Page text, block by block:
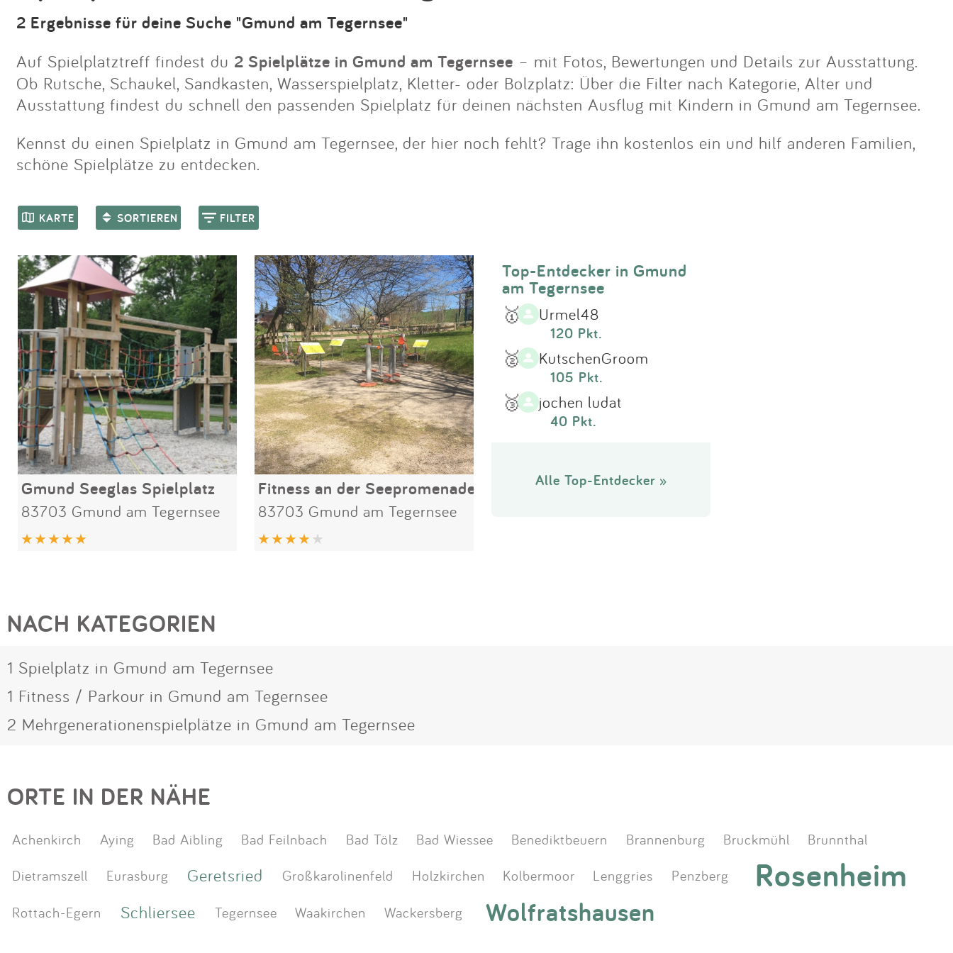
Anmelden
2 Ergebnisse für deine Suche "Gmund am Tegernsee"
Auf Spielplatztreff findest du 2 Spielplätze in Gmund am Tegernsee – mit Fotos, Bewertungen und Details zur Ausstattung.
Ob Rutsche, Schaukel, Sandkasten, Wasserspielplatz, Kletter- oder Bolzplatz: Über die Filter nach Kategorie, Alter und
Ausstattung findest du schnell den passenden Spielplatz für deinen nächsten Ausflug mit Kindern in Gmund am Tegernsee.
Kennst du einen Spielplatz in Gmund am Tegernsee, der hier noch fehlt? Trage ihn kostenlos ein und hilf anderen Familien,
schöne Spielplätze zu entdecken.
KARTE SORTIEREN FILTER
Gmund Seeglas Spielplatz
83703 Gmund am Tegernsee
Fitness an der Seepromenade
83703 Gmund am Tegernsee
Top-Entdecker in Gmund
am Tegernsee
🥇 Urmel48
120 Pkt.
🥈 KutschenGroom
105 Pkt.
🥉 jochen ludat
40 Pkt.
Alle Top-Entdecker »
NACH KATEGORIEN
1 Spielplatz in Gmund am Tegernsee
1 Fitness / Parkour in Gmund am Tegernsee
2 Mehrgenerationenspielplätze in Gmund am Tegernsee
ORTE IN DER NÄHE
Achenkirch Aying Bad Aibling Bad Feilnbach Bad Tölz Bad Wiessee Benediktbeuern Brannenburg Bruckmühl
Brunnthal
Dietramszell
Eurasburg Geretsried Großkarolinenfeld Holzkirchen Kolbermoor Lenggries Penzberg Rosenheim
Rottach-Egern Schliersee Tegernsee Waakirchen Wackersberg Wolfratshausen